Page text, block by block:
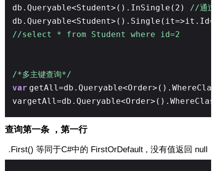
db.Queryable<Student>().InSingle(2) //通过
//select * from Student where id=2
/*多主键查询*/
var
查询第一条 ，第一行
.First() 等同于C#中的 FirstOrDefault , 没有值返回 null